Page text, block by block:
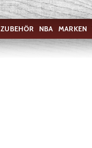
ZUBEHÖR NBA MARKEN